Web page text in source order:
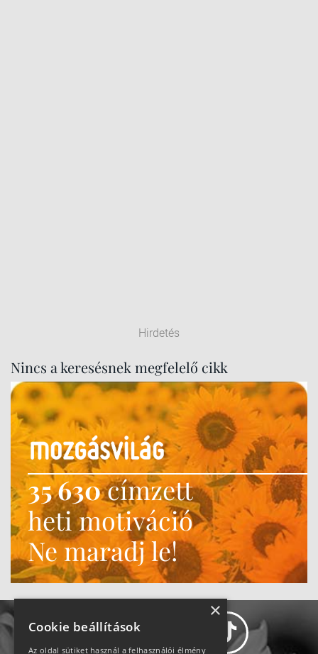
Hirdetés
Nincs a keresésnek megfelelő cikk
35 630címzett
heti motiváció
Ne maradj le!
×
Cookie beállítások
Az oldal sütiket használ a felhasználói élmény